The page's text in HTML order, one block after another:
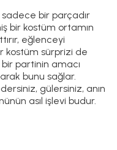
sadece bir parçadır
bir kostüm ortamın
eğlenceyi
kostüm sürprizi de
partinin amacı
bunu sağlar.
gülersiniz, anın
asıl işlevi budur.